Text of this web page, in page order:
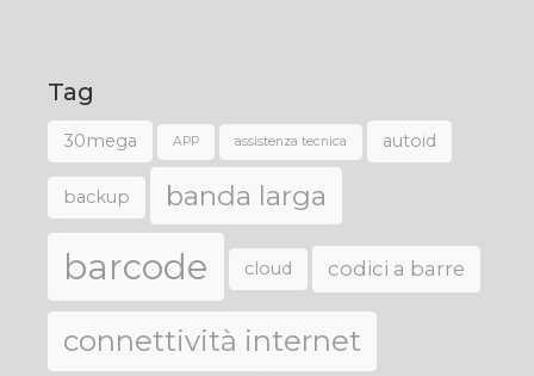
Tag
30mega APP assistenza tecnica autoid
backup banda larga
barcode cloud codici a barre
connettività internet